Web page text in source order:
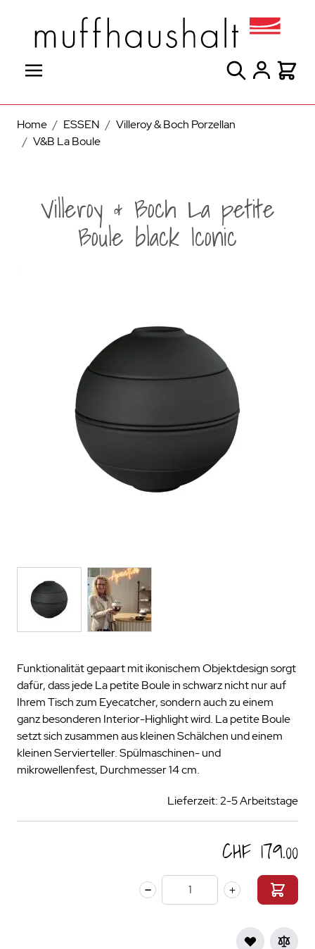
Suche
Home / ESSEN / Villeroy & Boch Porzellan
/ V&B La Boule
Villeroy & Boch La petite
Boule black Iconic
Funktionalität gepaart mit ikonischem Objektdesign sorgt
dafür, dass jede La petite Boule in schwarz nicht nur auf
Ihrem Tisch zum Eyecatcher, sondern auch zu einem
ganz besonderen Interior-Highlight wird. La petite Boule
setzt sich zusammen aus kleinen Schälchen und einem
kleinen Servierteller. Spülmaschinen- und
mikrowellenfest, Durchmesser 14 cm.
Lieferzeit: 2-5 Arbeitstage
CHF 179.00
Menge